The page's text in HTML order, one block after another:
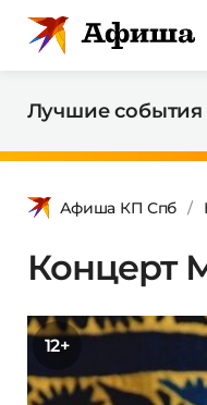
Лучшие
Афиша КП Спб
Концерт
12+